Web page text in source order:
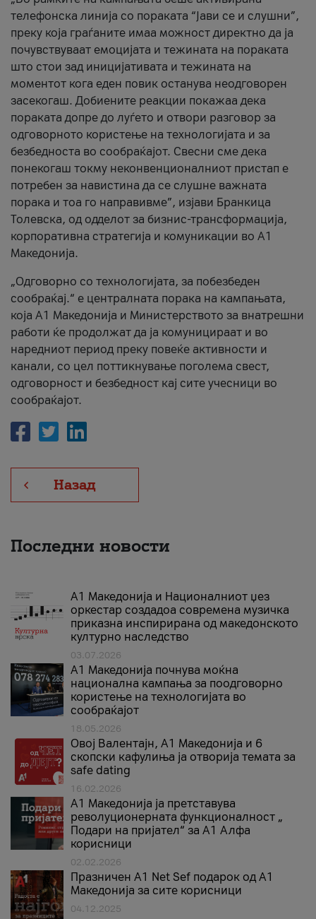
телефонска линија со пораката “Јави се и слушни”,
преку која граѓаните имаа можност директно да ја
почувствуваат емоцијата и тежината на пораката
што стои зад иницијативата и тежината на
моментот кога еден повик останува неодговорен
засекогаш. Добиените реакции покажаа дека
пораката допре до луѓето и отвори разговор за
одговорното користење на технологијата и за
безбедноста во сообраќајот. Свесни сме дека
понекогаш токму неконвенционалниот пристап е
потребен за навистина да се слушне важната
порака и тоа го направивме”, изјави Бранкица
Толевска, од одделот за бизнис-трансформација,
корпоративна стратегија и комуникации во А1
Македонија.
„Одговорно со технологијата, за побезбеден
сообраќај.“ е централната порака на кампањата,
која A1 Македонија и Министерството за внатрешни
работи ќе продолжат да ја комуницираат и во
наредниот период преку повеќе активности и
канали, со цел поттикнување поголема свест,
одговорност и безбедност кај сите учесници во
сообраќајот.
Назад
Последни новости
А1 Македонија и Националниот џез
оркестар создадоа современа музичка
приказна инспирирана од македонското
културно наследство
03.07.2026
A1 Македонија почнува моќна
национална кампања за поодговорно
користење на технологијата во
сообраќајот
18.05.2026
Овој Валентајн, A1 Македонија и 6
скопски кафулиња ја отворија темата за
safe dating
16.02.2026
А1 Македонија ја претставува
револуционерната функционалност „
Подари на пријател“ за А1 Алфа
корисници
02.02.2026
Празничен A1 Net Sеf подарок од А1
Македонија за сите корисници
04.12.2025